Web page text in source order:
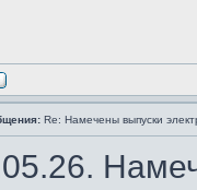
Re: Намечены выпуски